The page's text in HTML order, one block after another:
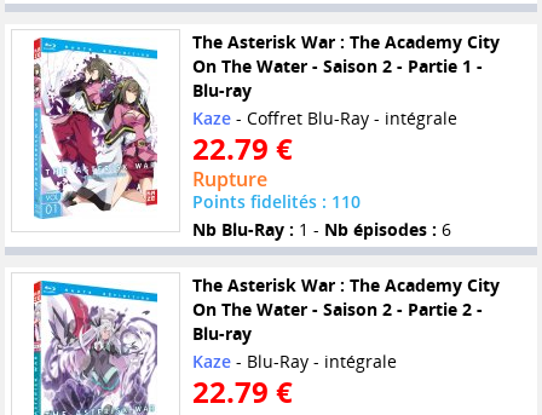
The Asterisk War : The Academy City
On The Water - Saison 2 - Partie 1 -
Blu-ray
Kaze- Coffret Blu-Ray - intégrale
22.79 €
Rupture
Points fidelités : 110
Nb Blu-Ray : 1 - Nb épisodes : 6
The Asterisk War : The Academy City
On The Water - Saison 2 - Partie 2 -
Blu-ray
Kaze- Blu-Ray - intégrale
22.79 €